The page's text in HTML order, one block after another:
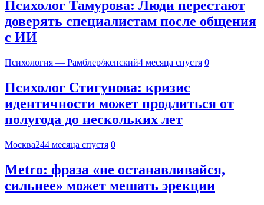
Психолог Тамурова: Люди перестают
доверять специалистам после общения
с ИИ
Психология — Рамблер/женский4 месяца спустя 0
Психолог Стигунова: кризис
идентичности может продлиться от
полугода до нескольких лет
Москва244 месяца спустя 0
Metro: фраза «не останавливайся,
сильнее» может мешать эрекции